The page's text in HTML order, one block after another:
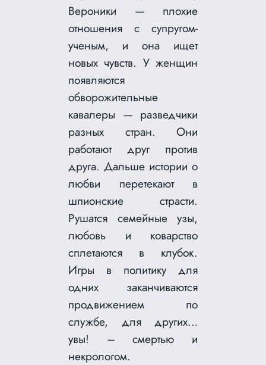
Вероники — плохие
отношения с супругом-
ученым, и она ищет
новых чувств. У женщин
появляются
обворожительные
кавалеры — разведчики
разных стран. Они
работают друг против
друга. Дальше истории о
любви перетекают в
шпионские страсти.
Рушатся семейные узы,
любовь и коварство
сплетаются в клубок.
Игры в политику для
одних заканчиваются
продвижением по
службе, для других…
увы! – смертью и
некрологом.